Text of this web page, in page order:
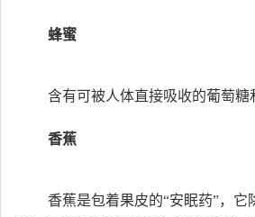
蜂蜜
含有可被人体直接吸收的葡萄
香蕉
香蕉是包着果皮的“安眠药”，